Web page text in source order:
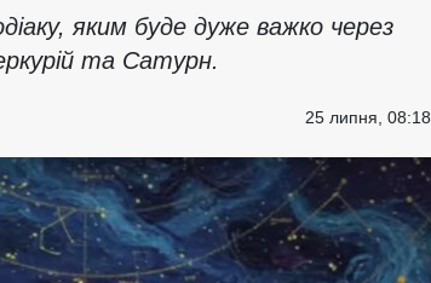
яким буде дуже важко через
та Сатурн.
25 липня, 08:18